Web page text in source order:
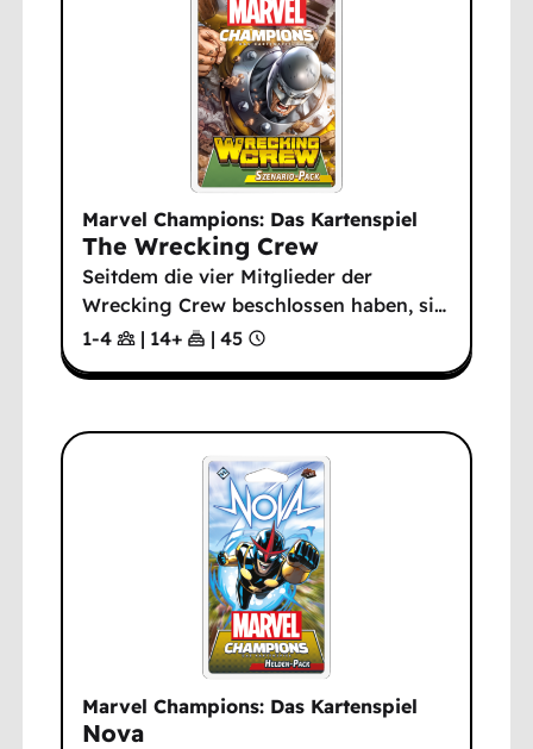
Marvel Champions: Das Kartenspiel
The Wrecking Crew
Seitdem die vier Mitglieder der
Wrecking Crew beschlossen haben, si…
1-4
| 14+ | 45
Marvel Champions: Das Kartenspiel
Nova